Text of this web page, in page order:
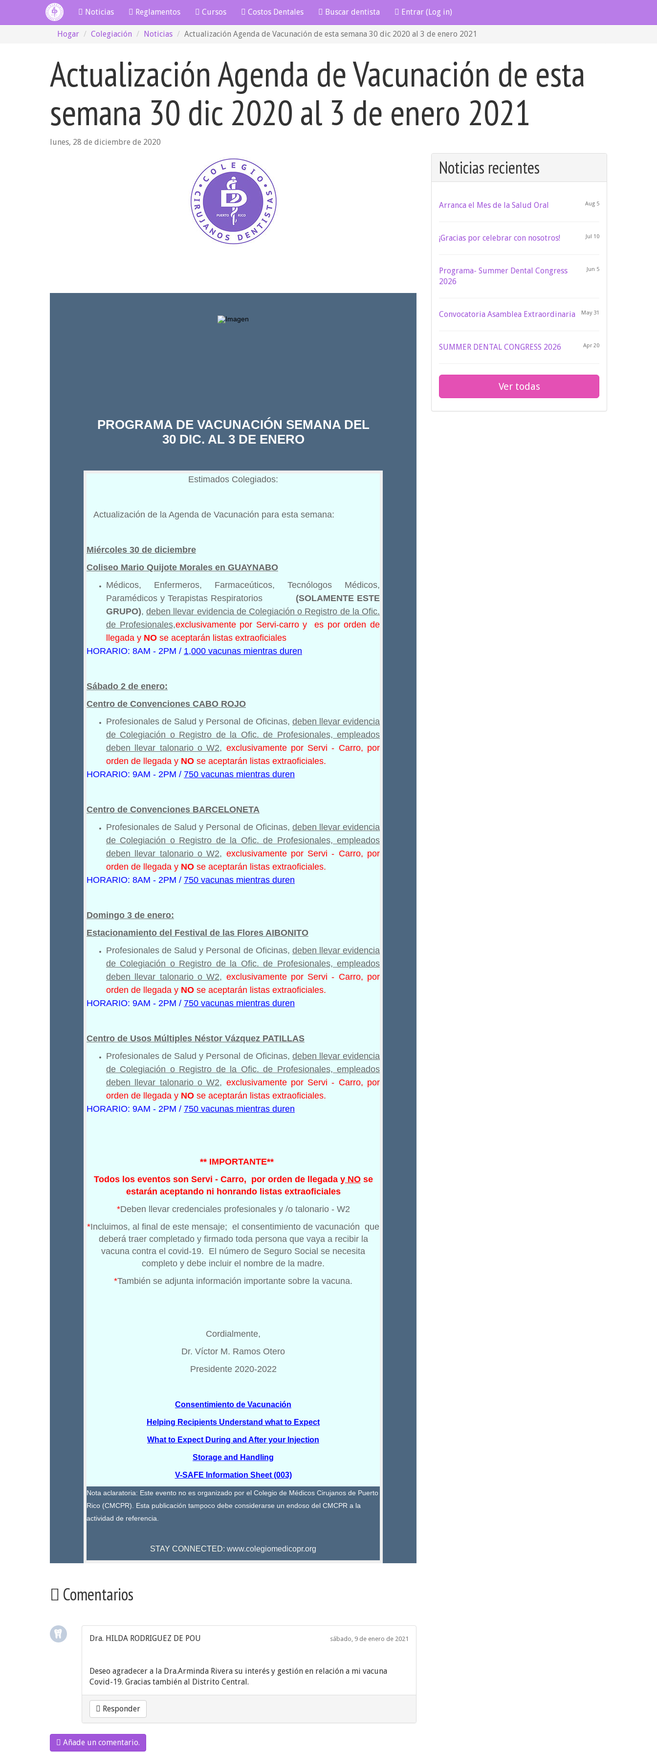
Noticias Reglamentos Cursos Costos Dentales Buscar dentista Entrar (Log in)
Hogar Colegiación Noticias Actualización Agenda de Vacunación de esta semana 30 dic 2020 al 3 de enero 2021
Actualización Agenda de Vacunación de esta
semana 30 dic 2020 al 3 de enero 2021
lunes, 28 de diciembre de 2020
PROGRAMA DE VACUNACIÓN SEMANA DEL
30 DIC. AL 3 DE ENERO
Estimados Colegiados:
Actualización de la Agenda de Vacunación para esta semana:
Miércoles 30 de diciembre
Coliseo Mario Quijote Morales en GUAYNABO
Médicos, Enfermeros, Farmaceúticos, Tecnólogos Médicos,
Paramédicos y Terapistas Respiratorios (SOLAMENTE ESTE
GRUPO),deben llevar evidencia de Colegiación o Registro de la Ofic.
de Profesionales,exclusivamente por Servi-carro y es por orden de
llegada y NO se aceptarán listas extraoficiales
HORARIO: 8AM - 2PM / 1,000 vacunas mientras duren
Sábado 2 de enero:
Centro de Convenciones CABO ROJO
Profesionales de Salud y Personal de Oficinas, deben llevar evidencia
de Colegiación o Registro de la Ofic. de Profesionales, empleados
deben llevar talonario o W2, exclusivamente por Servi - Carro, por
orden de llegada y NO se aceptarán listas extraoficiales.
HORARIO: 9AM - 2PM / 750 vacunas mientras duren
Centro de Convenciones BARCELONETA
Profesionales de Salud y Personal de Oficinas, deben llevar evidencia
de Colegiación o Registro de la Ofic. de Profesionales, empleados
deben llevar talonario o W2, exclusivamente por Servi - Carro, por
orden de llegada y NO se aceptarán listas extraoficiales.
HORARIO: 8AM - 2PM / 750 vacunas mientras duren
Domingo 3 de enero:
Estacionamiento del Festival de las Flores AIBONITO
Profesionales de Salud y Personal de Oficinas, deben llevar evidencia
de Colegiación o Registro de la Ofic. de Profesionales, empleados
deben llevar talonario o W2, exclusivamente por Servi - Carro, por
orden de llegada y NO se aceptarán listas extraoficiales.
HORARIO: 9AM - 2PM / 750 vacunas mientras duren
Centro de Usos Múltiples Néstor Vázquez PATILLAS
Profesionales de Salud y Personal de Oficinas, deben llevar evidencia
de Colegiación o Registro de la Ofic. de Profesionales, empleados
deben llevar talonario o W2, exclusivamente por Servi - Carro, por
orden de llegada y NO se aceptarán listas extraoficiales.
HORARIO: 9AM - 2PM / 750 vacunas mientras duren
** IMPORTANTE**
Todos los eventos son Servi - Carro, por orden de llegada yNOse
estarán aceptando ni honrando listas extraoficiales
*Deben llevar credenciales profesionales y /o talonario - W2
*Incluimos, al final de este mensaje; el consentimiento de vacunación que
deberá traer completado y firmado toda persona que vaya a recibir la
vacuna contra el covid-19. El número de Seguro Social se necesita
completo y debe incluir el nombre de la madre.
*También se adjunta información importante sobre la vacuna.
Cordialmente,
Dr. Víctor M. Ramos Otero
Presidente 2020-2022
Consentimiento de Vacunación
Helping Recipients Understand what to Expect
What to Expect During and After your Injection
Storage and Handling
V-SAFE Information Sheet (003)
Nota aclaratoria: Este evento no es organizado por el Colegio de Médicos Cirujanos de Puerto
Rico (CMCPR). Esta publicación tampoco debe considerarse un endoso del CMCPR a la
actividad de referencia.
STAY CONNECTED: www.colegiomedicopr.org
Comentarios
sábado, 9 de enero de 2021
Dra. HILDA RODRIGUEZ DE POU
Deseo agradecer a la Dra.Arminda Rivera su interés y gestión en relación a mi vacuna
Covid-19. Gracias también al Distrito Central.
Responder
Añade un comentario.
Noticias recientes
Aug 5
Arranca el Mes de la Salud Oral
Jul 10
¡Gracias por celebrar con nosotros!
Jun 5
Programa- Summer Dental Congress
2026
May 31
Convocatoria Asamblea Extraordinaria
Apr 20
SUMMER DENTAL CONGRESS 2026
Ver todas